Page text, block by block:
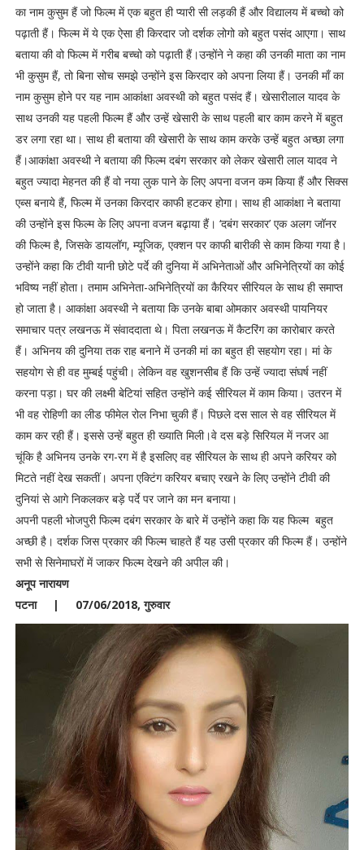
का नाम कुसुम हैं जो फिल्म में एक बहुत ही प्यारी सी लड़की हैं और विद्यालय में बच्चो को
पढ़ाती हैं। फिल्म में ये एक ऐसा ही किरदार जो दर्शक लोगो को बहुत पसंद आएगा। साथ
बताया की वो फिल्म में गरीब बच्चो को पढ़ाती हैं।उन्होंने ने कहा की उनकी माता का नाम
भी कुसुम हैं, तो बिना सोच समझे उन्होंने इस किरदार को अपना लिया हैं। उनकी माँ का
नाम कुसुम होने पर यह नाम आकांक्षा अवस्थी को बहुत पसंद हैं। खेसारीलाल यादव के
साथ उनकी यह पहली फिल्म हैं और उन्हें खेसारी के साथ पहली बार काम करने में बहुत
डर लगा रहा था। साथ ही बताया की खेसारी के साथ काम करके उन्हें बहुत अच्छा लगा
हैं।आकांक्षा अवस्थी ने बताया की फिल्म दबंग सरकार को लेकर खेसारी लाल यादव ने
बहुत ज्यादा मेहनत की हैं वो नया लुक पाने के लिए अपना वजन कम किया हैं और सिक्स
एब्स बनाये हैं, फिल्म में उनका किरदार काफी हटकर होगा। साथ ही आकांक्षा ने बताया
की उन्होंने इस फिल्म के लिए अपना वजन बढ़ाया हैं। ‘दबंग सरकार’ एक अलग जॉनर
की फिल्म है, जिसके डायलॉग, म्यूजिक, एक्शन पर काफी बारीकी से काम किया गया है।
उन्होंने कहा कि टीवी यानी छोटे पर्दे की दुनिया में अभिनेताओं और अभिनेत्रियों का कोई
भविष्य नहीं होता। तमाम अभिनेता-अभिनेत्रियों का कैरियर सीरियल के साथ ही समाप्त
हो जाता है। आकांक्षा अवस्थी ने बताया कि उनके बाबा ओमकार अवस्थी पायनियर
समाचार पत्र लखनऊ में संवाददाता थे। पिता लखनऊ में कैटरिंग का कारोबार करते
हैं। अभिनय की दुनिया तक राह बनाने में उनकी मां का बहुत ही सहयोग रहा। मां के
सहयोग से ही वह मुम्बई पहुंची। लेकिन वह खुशनसीब हैं कि उन्हें ज्यादा संघर्ष नहीं
करना पड़ा। घर की लक्ष्मी बेटियां सहित उन्होंने कई सीरियल में काम किया। उतरन में
भी वह रोहिणी का लीड फीमेल रोल निभा चुकी हैं। पिछले दस साल से वह सीरियल में
काम कर रही हैं। इससे उन्हें बहुत ही ख्याति मिली।वे दस बड़े सिरियल में नजर आ
चूंकि है अभिनय उनके रग-रग में है इसलिए वह सीरियल के साथ ही अपने करियर को
मिटते नहीं देख सकतीं। अपना एक्टिंग करियर बचाए रखने के लिए उन्होंने टीवी की
दुनियां से आगे निकलकर बड़े पर्दे पर जाने का मन बनाया।
अपनी पहली भोजपुरी फिल्म दबंग सरकार के बारे में उन्होंने कहा कि यह फिल्म बहुत
अच्छी है। दर्शक जिस प्रकार की फिल्म चाहते हैं यह उसी प्रकार की फिल्म हैं। उन्होंने
सभी से सिनेमाघरों में जाकर फिल्म देखने की अपील की।
अनूप नारायण
पटना | 07/06/2018, गुरुवार